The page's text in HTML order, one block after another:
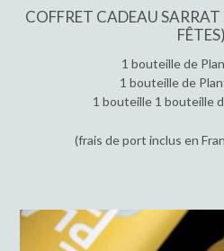
COFFRET CADEAU
FÊTES)
1 bouteille de
1 bouteille de
1 bouteille 1 bouteille
(frais de port inclus en